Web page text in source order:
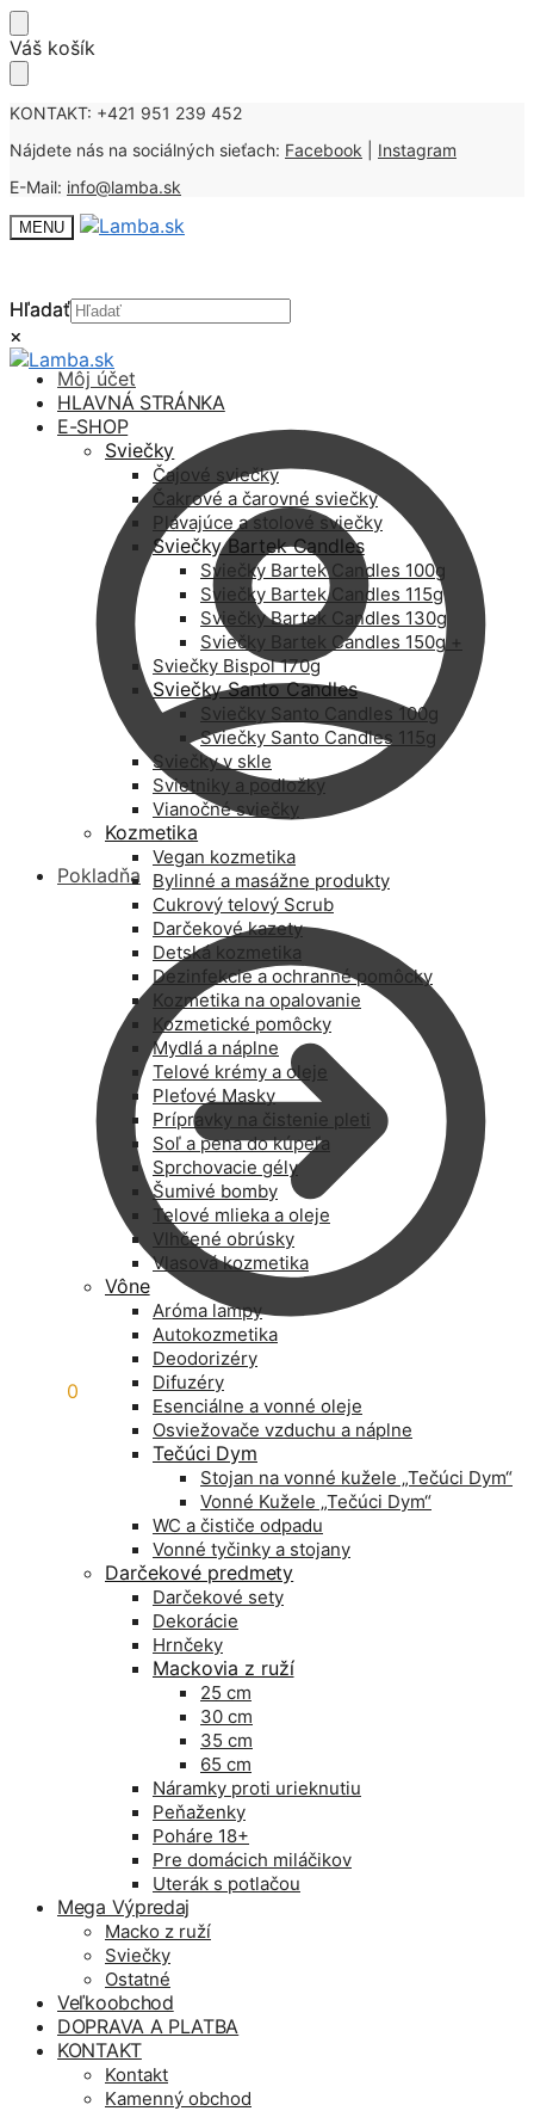
Skip
to
Skip
to
Váš košík
KONTAKT: +421 951 239 452
Nájdete nás na sociálných sieťach: Facebook
Instagram
E-Mail: info@lamba.sk
MENU
Hľadať
×
Môj účet
Pokladňa
0
Hľadať
×
HLAVNÁ STRÁNKA
E-SHOP
Sviečky
Čajové sviečky
Čakrové a čarovné sviečky
Plávajúce a stolové sviečky
Sviečky Bartek Candles
Sviečky Bartek Candles 100g
Sviečky Bartek Candles 115g
Sviečky Bartek Candles 130g
Sviečky Bartek Candles 150g +
Sviečky Bispol 170g
Sviečky Santo Candles
Sviečky Santo Candles 100g
Sviečky Santo Candles 115g
Sviečky v skle
Svietniky a podložky
Vianočné sviečky
Kozmetika
Vegan kozmetika
Bylinné a masážne produkty
Cukrový telový Scrub
Darčekové kazety
Detská kozmetika
Dezinfekcie a ochranné pomôcky
Kozmetika na opalovanie
Kozmetické pomôcky
Mydlá a náplne
Telové krémy a oleje
Pleťové Masky
Prípravky na čistenie pleti
Soľ a pena do kúpeľa
Sprchovacie gély
Šumivé bomby
Telové mlieka a oleje
Vlhčené obrúsky
Vlasová kozmetika
Vône
Aróma lampy
Autokozmetika
Deodorizéry
Difuzéry
Esenciálne a vonné oleje
Osviežovače vzduchu a náplne
Tečúci Dym
Stojan na vonné kužele „Tečúci Dym“
Vonné Kužele „Tečúci Dym“
WC a čističe odpadu
Vonné tyčinky a stojany
Darčekové predmety
Darčekové sety
Dekorácie
Hrnčeky
Mackovia z ruží
25 cm
30 cm
35 cm
65 cm
Náramky proti urieknutiu
Peňaženky
Poháre 18+
Pre domácich miláčikov
Uterák s potlačou
Mega Výpredaj
Macko z ruží
Sviečky
Ostatné
Veľkoobchod
DOPRAVA A PLATBA
KONTAKT
Kontakt
Kamenný obchod